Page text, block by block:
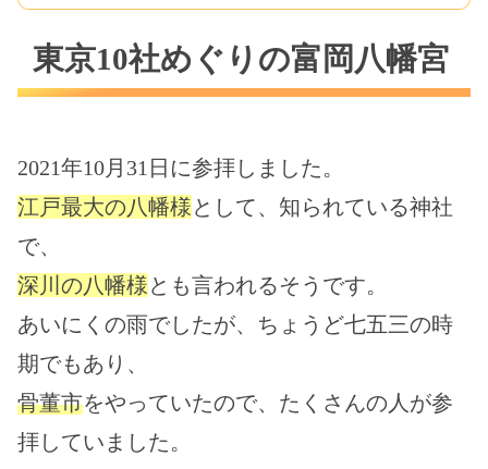
東京10社めぐりの富岡八幡宮
2021年10月31日に参拝しました。
江戸最大の八幡様として、知られている神社
で、
深川の八幡様とも言われるそうです。
あいにくの雨でしたが、ちょうど七五三の時
期でもあり、
骨董市をやっていたので、たくさんの人が参
拝していました。